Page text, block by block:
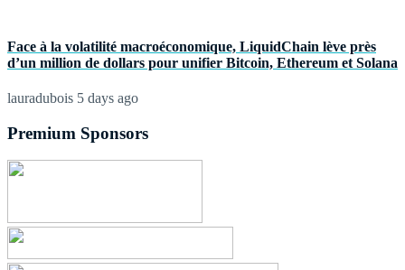
Face à la volatilité macroéconomique, LiquidChain lève près
d’un million de dollars pour unifier Bitcoin, Ethereum et Solana
lauradubois 5 days ago
Premium Sponsors